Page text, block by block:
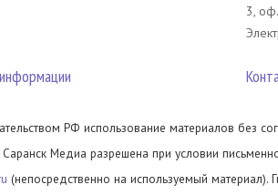
3,
РФ использование материалов без
Медиа разрешена при условии
(непосредственно на используемый материал).